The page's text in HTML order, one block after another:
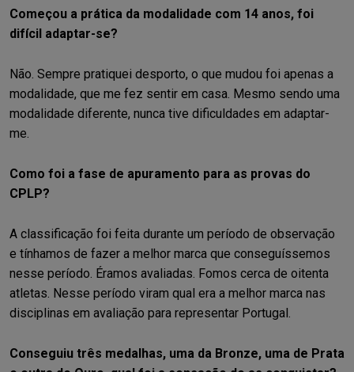
Começou a prática da modalidade com 14 anos, foi
difícil adaptar-se?
Não. Sempre pratiquei desporto, o que mudou foi apenas a
modalidade, que me fez sentir em casa. Mesmo sendo uma
modalidade diferente, nunca tive dificuldades em adaptar-
me.
Como foi a fase de apuramento para as provas do
CPLP?
A classificação foi feita durante um período de observação
e tínhamos de fazer a melhor marca que conseguíssemos
nesse período. Éramos avaliadas. Fomos cerca de oitenta
atletas. Nesse período viram qual era a melhor marca nas
disciplinas em avaliação para representar Portugal.
Conseguiu três medalhas, uma da Bronze, uma de Prata